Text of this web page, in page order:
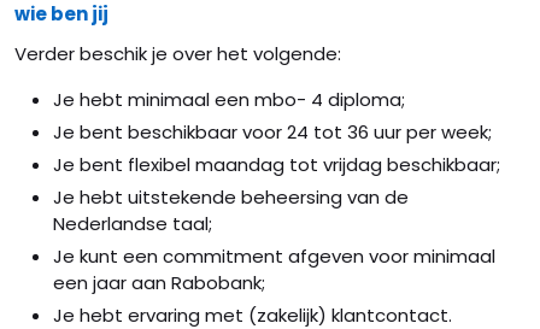
wie ben jij
Verder beschik je over het volgende:
Je hebt minimaal een mbo- 4 diploma;
Je bent beschikbaar voor 24 tot 36 uur per week;
Je bent flexibel maandag tot vrijdag beschikbaar;
Je hebt uitstekende beheersing van de
Nederlandse taal;
Je kunt een commitment afgeven voor minimaal
een jaar aan Rabobank;
Je hebt ervaring met (zakelijk) klantcontact.